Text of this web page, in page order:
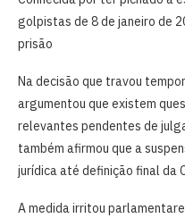
golpistas de 8 de janeiro de
prisão
Na decisão que travou
argumentou que existem
relevantes pendentes de
também afirmou que a
jurídica até definição final da
A medida irritou